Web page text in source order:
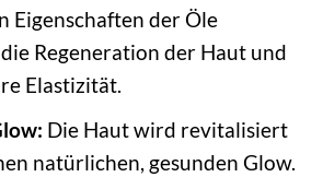
Eigenschaften der Öle
Regeneration der Haut und
Elastizität.
Die Haut wird revitalisiert
natürlichen, gesunden Glow.